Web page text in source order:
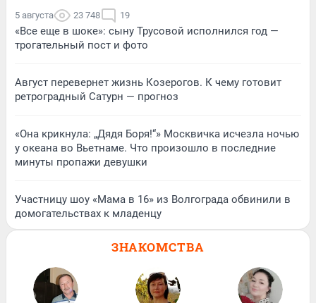
5 августа 23 748 19
«Все еще в шоке»: сыну Трусовой исполнился год —
трогательный пост и фото
Август перевернет жизнь Козерогов. К чему готовит
ретроградный Сатурн — прогноз
«Она крикнула: „Дядя Боря!“» Москвичка исчезла ночью
у океана во Вьетнаме. Что произошло в последние
минуты пропажи девушки
Участницу шоу «Мама в 16» из Волгограда обвинили в
домогательствах к младенцу
ЗНАКОМСТВА